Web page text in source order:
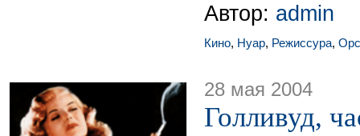
Автор: admin
Кино, Нуар, Режиссура,
28 мая 2004
Голливуд,